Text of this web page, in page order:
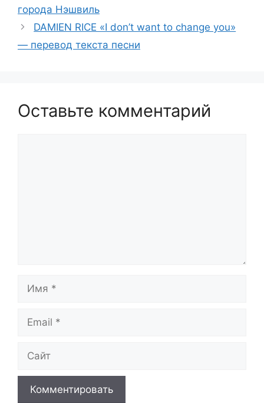
города Нэшвиль
DAMIEN RICE «I don’t want to change you»
— перевод текста песни
Оставьте комментарий